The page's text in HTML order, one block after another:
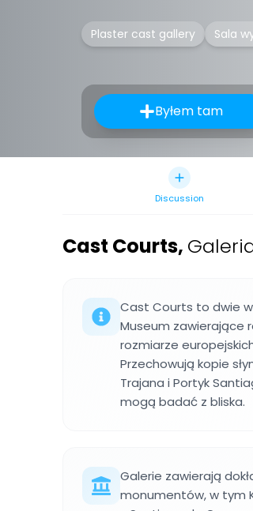
Plaster cast gallery Sala
Byłem tam
Discussion
Cast Courts,
Cast Courts to dwie
Museum zawierające
rozmiarze
Przechowują kopie
Trajana i Portyk
mogą badać z bliska.
Galerie zawierają
monumentów, w tym